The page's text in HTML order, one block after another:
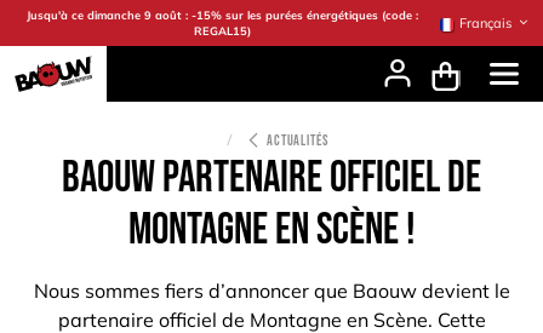
Se rendre au contenu
Jusqu'à ce dimanche 9 août : -15% sur les purées énergétiques (code :
REGAL15)
Français
ACTUALITÉS
Baouw partenaire officiel de
Montagne en Scène !
Nous sommes fiers d’annoncer que Baouw devient le
partenaire officiel de Montagne en Scène. Cette